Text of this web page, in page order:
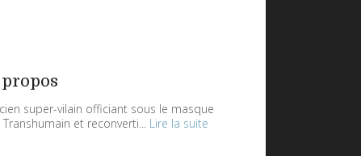
super-vilain officiant sous le masque
Transhumain et reconverti... Lire la suite